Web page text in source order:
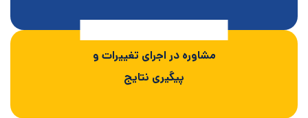
مشاوره در اجرای تغییرات و
پیگیری نتایج